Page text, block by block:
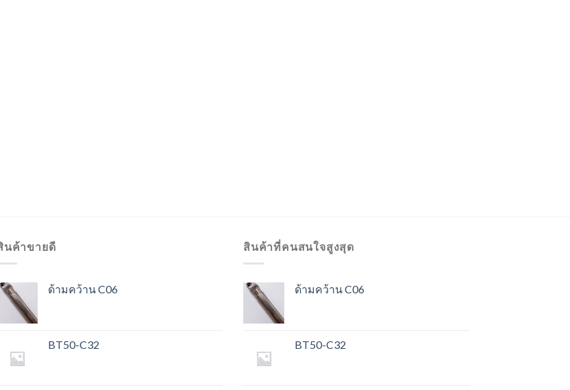
นค้าขายดี
ด้ามคว้าน C06
BT50-C32
สินค้าที่คนสนใจสูงสุด
ด้ามคว้าน C06
BT50-C32